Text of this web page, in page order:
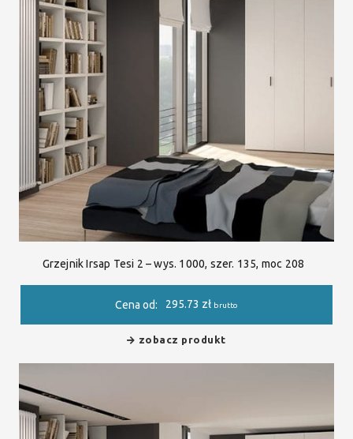
Grzejnik Irsap Tesi 2 – wys. 1000, szer. 135, moc 208
Cena od: 295.73 zł brutto
zobacz produkt